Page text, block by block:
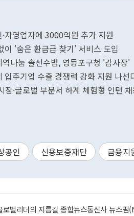
자영업자에 3000억원 추가 지원
이 '숨은 환금급 찾기' 서비스 도입
나눔 솔선수범, 영등포구청 '감사장'
입주기업 수출 경쟁력 강화 지원 나선
장·글로벌 부문서 하계 체험형 인턴
공인 신용보증재단 금융지
로벌리더의 지름길 종합뉴스통신사 뉴스